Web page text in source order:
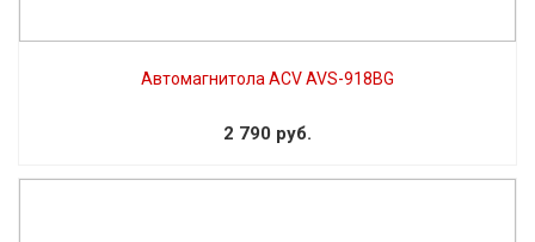
Автомагнитола ACV AVS-918BG
2 790 руб.